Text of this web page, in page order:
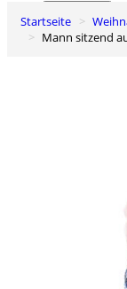
0
Warenkorb
Startseite
Mann sitzend